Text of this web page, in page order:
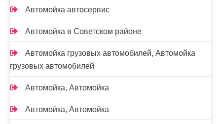
Автомойка автосервис
Автомойка в Советском районе
Автомойка грузовых автомобилей, Автомойка
грузовых автомобилей
Автомойка, Автомойка
Автомойка, Автомойка